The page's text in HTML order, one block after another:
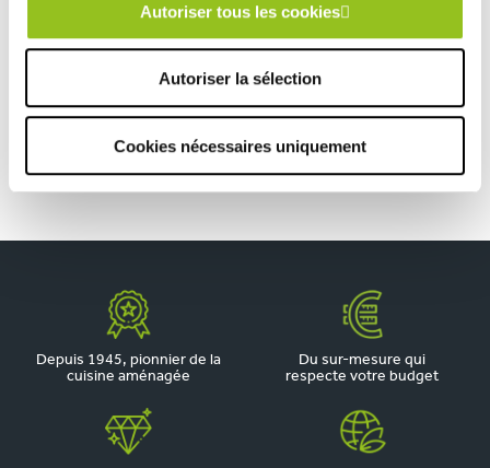
Autoriser tous les cookies
Autoriser la sélection
Cookies nécessaires uniquement
TOUTES NOS RÉALISATIONS
Cuisine design élégante bois et beige
Depuis 1945, pionnier de la
cuisine aménagée
Du sur-mesure qui
respecte votre budget